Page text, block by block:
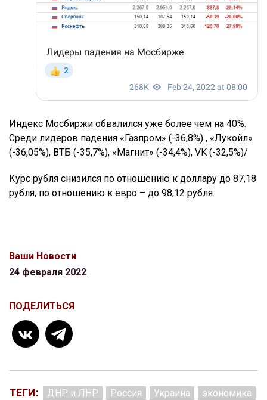
Индекс Мосбиржи обвалился уже более чем на 40%.
Среди лидеров падения «Газпром» (-36,8%) , «Лукойл»
(-36,05%), ВТБ (-35,7%), «Магнит» (-34,4%), VK (-32,5%)/
Курс рубля снизился по отношению к доллару до 87,18
рубля, по отношению к евро – до 98,12 рубля.
Ваши Новости
24 февраля 2022
ПОДЕЛИТЬСЯ
ТЕГИ: ДНР и ЛНР Россия Украина экономика